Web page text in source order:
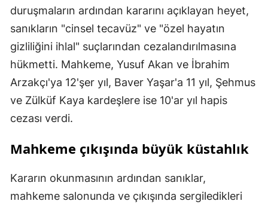
duruşmaların ardından kararını açıklayan heyet,
sanıkların "cinsel tecavüz" ve "özel hayatın
gizliliğini ihlal" suçlarından cezalandırılmasına
hükmetti. Mahkeme, Yusuf Akan ve İbrahim
Arzakçı'ya 12'şer yıl, Baver Yaşar'a 11 yıl, Şehmus
ve Zülküf Kaya kardeşlere ise 10'ar yıl hapis
cezası verdi.
Mahkeme çıkışında büyük küstahlık
Kararın okunmasının ardından sanıklar,
mahkeme salonunda ve çıkışında sergiledikleri